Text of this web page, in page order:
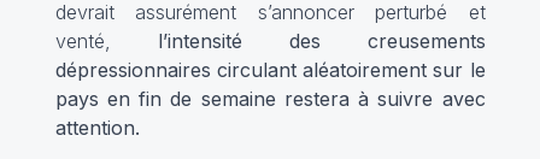
devrait assurément s’annoncer perturbé et
venté, l’intensité des creusements
dépressionnaires circulant aléatoirement sur le
pays en fin de semaine restera à suivre avec
attention.